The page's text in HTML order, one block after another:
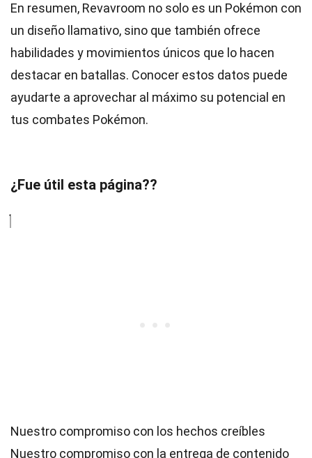
En resumen, Revavroom no solo es un Pokémon con
un diseño llamativo, sino que también ofrece
habilidades y movimientos únicos que lo hacen
destacar en batallas. Conocer estos datos puede
ayudarte a aprovechar al máximo su potencial en
tus combates Pokémon.
¿Fue útil esta página??
Nuestro compromiso con los hechos creíbles
Nuestro compromiso con la entrega de contenido